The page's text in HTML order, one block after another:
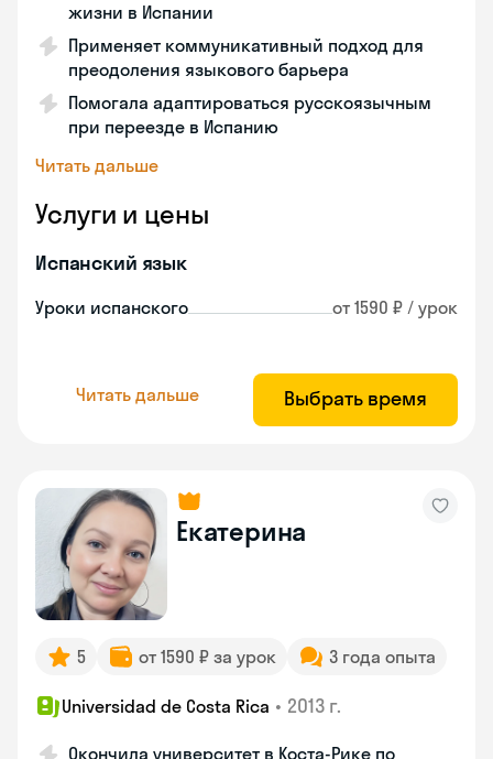
жизни в Испании
Применяет коммуникативный подход для
преодоления языкового барьера
Помогала адаптироваться русскоязычным
при переезде в Испанию
Читать дальше
Услуги и цены
Испанский язык
Уроки испанского от 1590 ₽ / урок
Читать дальше Выбрать время
Екатерина
5 от 1590 ₽ за урок 3 года опыта
Universidad de Costa Rica • 2013 г.
Окончила университет в Коста‑Рике по